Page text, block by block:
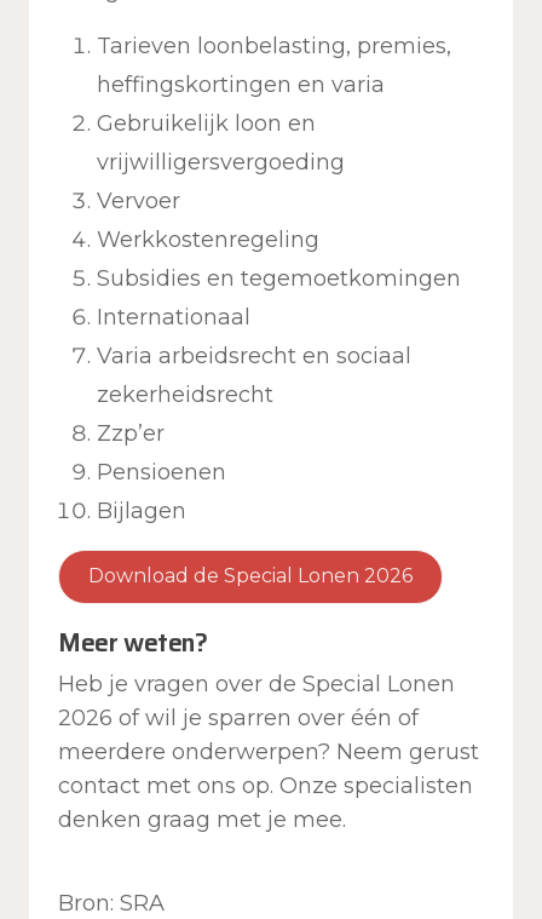
Tarieven loonbelasting, premies,
heffingskortingen en varia
Gebruikelijk loon en
vrijwilligersvergoeding
Vervoer
Werkkostenregeling
Subsidies en tegemoetkomingen
Internationaal
Varia arbeidsrecht en sociaal
zekerheidsrecht
Zzp’er
Pensioenen
Bijlagen
Download de Special Lonen 2026
Meer weten?
Heb je vragen over de Special Lonen
2026 of wil je sparren over één of
meerdere onderwerpen? Neem gerust
contact met ons op. Onze specialisten
denken graag met je mee.
Bron: SRA